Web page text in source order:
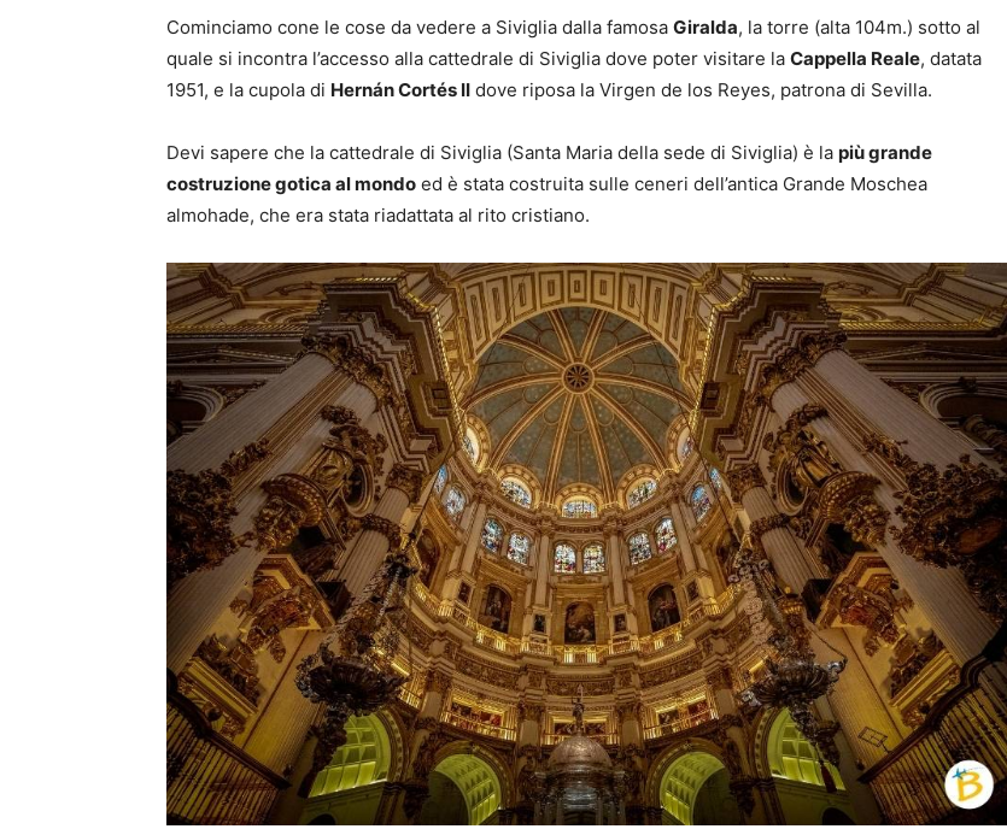
Cominciamo cone le cose da vedere a Siviglia dalla famosa Giralda, la torre (alta 104m.) sotto al
quale si incontra l’accesso alla cattedrale di Siviglia dove poter visitare la Cappella Reale, datata
1951, e la cupola di Hernán Cortés II dove riposa la Virgen de los Reyes, patrona di Sevilla.
Devi sapere che la cattedrale di Siviglia (Santa Maria della sede di Siviglia) è la più grande
costruzione gotica al mondo ed è stata costruita sulle ceneri dell’antica Grande Moschea
almohade, che era stata riadattata al rito cristiano.